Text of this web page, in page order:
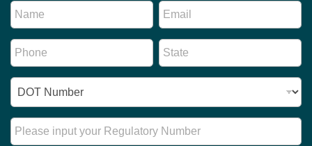
e
g
u
a
t
r
y
N
a
N
a
e
E
m
P
h
*
S
*
I
N
u
m
R
e